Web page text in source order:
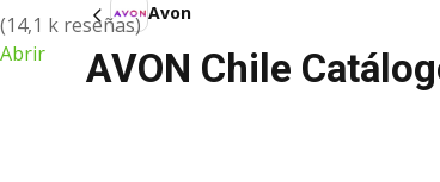
(14,1 k reseñas)
Abrir
Avon
AVON Chile